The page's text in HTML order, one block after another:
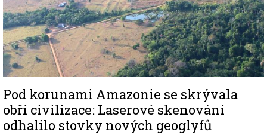
Pod korunami Amazonie se skrývala
obří civilizace: Laserové skenování
odhalilo stovky nových geoglyfů